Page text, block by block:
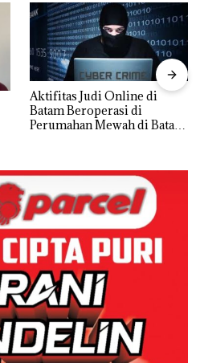
Aktifitas Judi Online di
Batam Beroperasi di
Perumahan Mewah di Batam